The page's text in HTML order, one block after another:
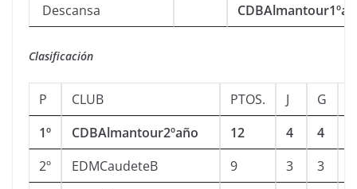
Descansa
Clasificación
P CLUB PTOS. J G
1º
CDBAlmantour2ºaño 12 4 4
2º
EDMCaudeteB 9 3 3